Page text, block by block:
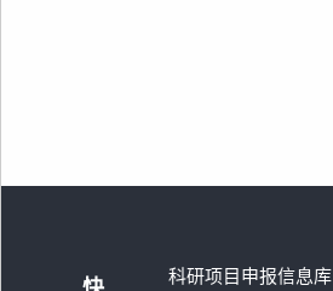
科研项目申报信息库